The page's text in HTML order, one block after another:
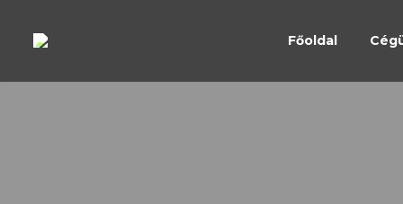
Főoldal